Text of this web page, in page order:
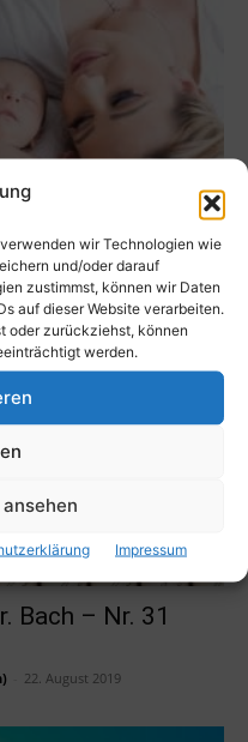
wir Technologien wie
und/oder darauf
zustimmst, können wir Daten
auf dieser Website verarbeiten.
oder zurückziehst, können
werden.
Impressum
Methode
Bach – Nr. 31
22. August 2019